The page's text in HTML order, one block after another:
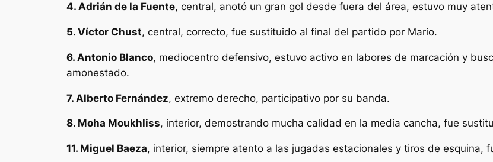
4. Adrián de la Fuente, central, anotó un gran gol desde fuera del área, estuvo muy
5. Víctor Chust, central, correcto, fue sustituido al final del partido por Mario.
6. Antonio Blanco, mediocentro defensivo, estuvo activo en labores de marcación y
amonestado.
7. Alberto Fernández, extremo derecho, participativo por su banda.
8. Moha Moukhliss, interior, demostrando mucha calidad en la media cancha, fue
11. Miguel Baeza, interior, siempre atento a las jugadas estacionales y tiros de esquina,